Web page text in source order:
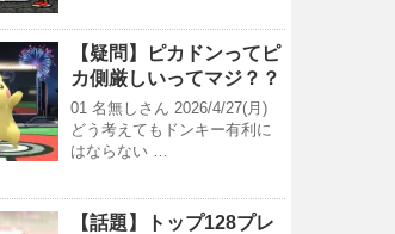
【疑問】ピカドンってピ
カ側厳しいってマジ？？
01 名無しさん 2026/4/27(月)
どう考えてもドンキー有利に
はならない …
【話題】トップ128プレ